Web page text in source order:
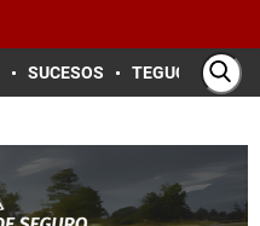
SUCESOS TEGUCIGALPA